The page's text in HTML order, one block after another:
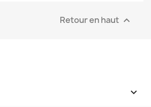
Retour en haut 
